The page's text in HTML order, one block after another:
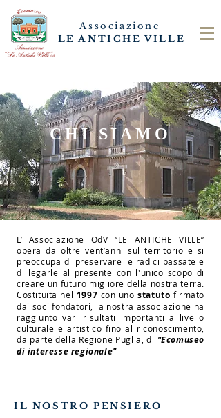
Associazione
LE ANTICHE VILLE
CHI SIAMO
L’ Associazione OdV “LE ANTICHE VILLE”
opera da oltre vent’anni sul territorio e si
preoccupa di preservare le radici passate e
di legarle al presente con l'unico scopo di
creare un futuro migliore della nostra terra.
Costituita nel 1997 con unostatuto firmato
dai soci fondatori, la nostra associazione ha
raggiunto vari risultati importanti a livello
culturale e artistico fino al riconoscimento,
da parte della Regione Puglia, di "Ecomuseo
di interesse regionale"
IL NOSTRO PENSIERO